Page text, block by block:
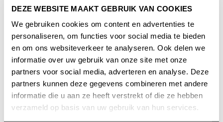
DEZE WEBSITE MAAKT GEBRUIK VAN COOKIES
We gebruiken cookies om content en advertenties te
personaliseren, om functies voor social media te bieden
en om ons websiteverkeer te analyseren. Ook delen we
informatie over uw gebruik van onze site met onze
partners voor social media, adverteren en analyse. Deze
partners kunnen deze gegevens combineren met andere
informatie die u aan ze heeft verstrekt of die ze hebben
verzameld op basis van uw gebruik van hun services.
(DIGITALE)
MOGELIJKHEDEN
20 april 2023 / inNieuws / doorSteven Olde Hengel
Lees meer